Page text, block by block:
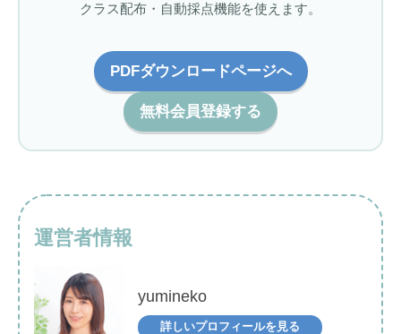
クラス配布・自動採点機能を使えます。
PDFダウンロードページへ
無料会員登録する
運営者情報
yumineko
詳しいプロフィールを見る